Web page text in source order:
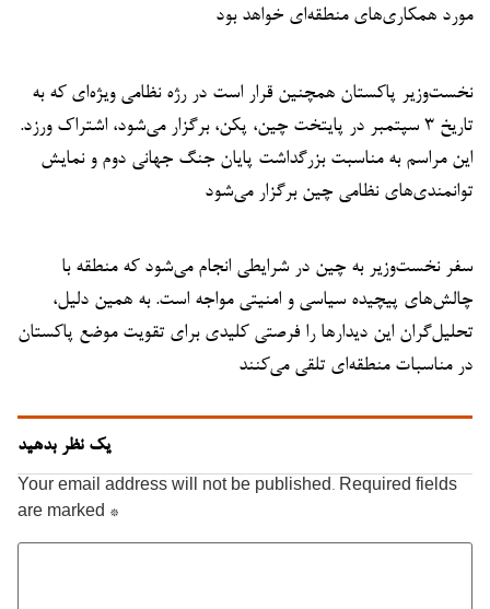
مورد همکاری‌های منطقه‌ای خواهد بود
نخست‌وزیر پاکستان همچنین قرار است در رژه نظامی ویژه‌ای که به
تاریخ ۳ سپتمبر در پایتخت چین، پکن، برگزار می‌شود، اشتراک ورزد.
این مراسم به مناسبت بزرگداشت پایان جنگ جهانی دوم و نمایش
توانمندی‌های نظامی چین برگزار می‌شود
سفر نخست‌وزیر به چین در شرایطی انجام می‌شود که منطقه با
چالش‌های پیچیده سیاسی و امنیتی مواجه است. به همین دلیل،
تحلیل‌گران این دیدارها را فرصتی کلیدی برای تقویت موضع پاکستان
در مناسبات منطقه‌ای تلقی می‌کنند
یک نظر بدهید
Your email address will not be published. Required fields
are marked *